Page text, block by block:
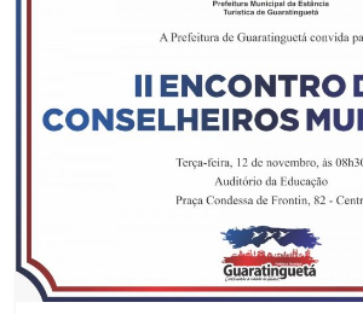
Guaratinguetá